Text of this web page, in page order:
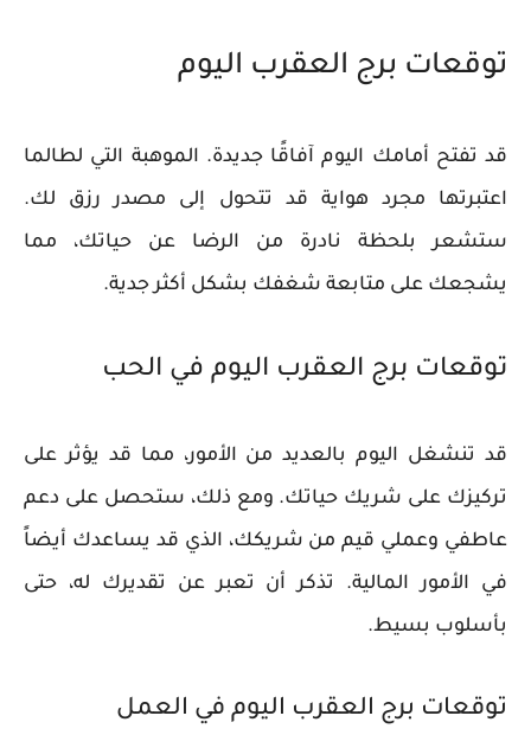
توقعات برج العقرب اليوم
قد تفتح أمامك اليوم آفاقًا جديدة. الموهبة التي لطالما
اعتبرتها مجرد هواية قد تتحول إلى مصدر رزق لك.
ستشعر بلحظة نادرة من الرضا عن حياتك، مما
يشجعك على متابعة شغفك بشكل أكثر جدية.
توقعات برج العقرب اليوم في الحب
قد تنشغل اليوم بالعديد من الأمور، مما قد يؤثر على
تركيزك على شريك حياتك. ومع ذلك، ستحصل على دعم
عاطفي وعملي قيم من شريكك، الذي قد يساعدك أيضاً
في الأمور المالية. تذكر أن تعبر عن تقديرك له، حتى
بأسلوب بسيط.
توقعات برج العقرب اليوم في العمل